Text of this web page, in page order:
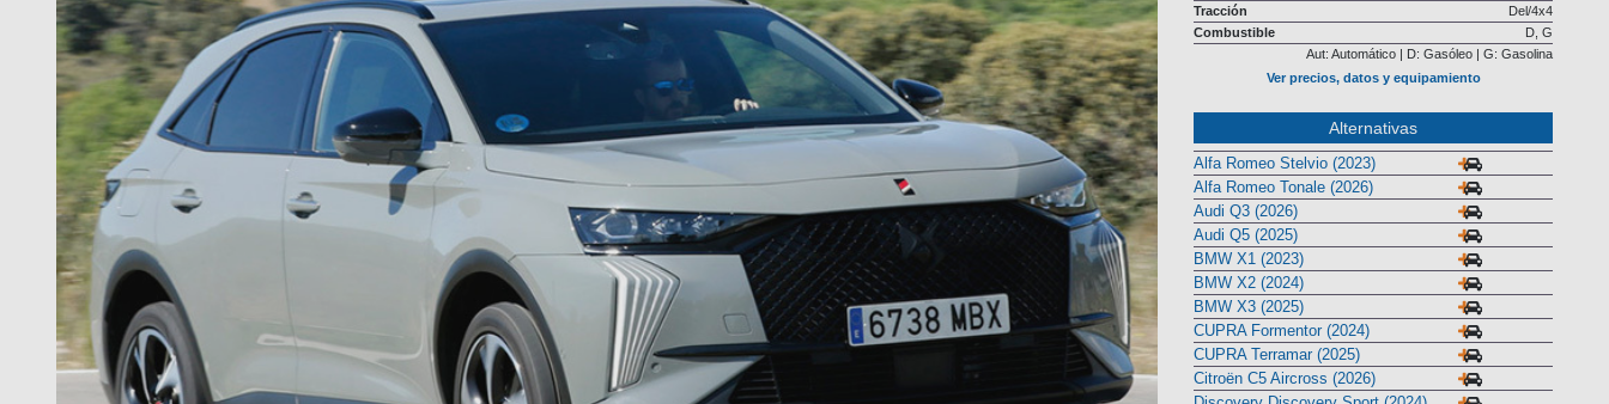
Tracción
Del/4x4
Combustible
D, G
Aut: Automático | D: Gasóleo | G: Gasolina
Ver precios, datos y equipamiento
Alternativas
Alfa Romeo Stelvio (2023)
Alfa Romeo Tonale (2026)
Audi Q3 (2026)
Audi Q5 (2025)
BMW X1 (2023)
BMW X2 (2024)
BMW X3 (2025)
CUPRA Formentor (2024)
CUPRA Terramar (2025)
Citroën C5 Aircross (2026)